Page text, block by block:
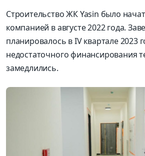
Строительство ЖК Yasin было
компанией в августе 2022 года.
планировалось в IV квартале 2023
недостаточного финансирования
замедлились.